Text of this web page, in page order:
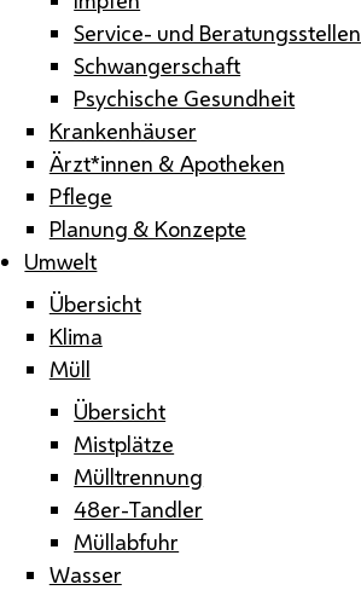
Service- und Beratungsstellen
Schwangerschaft
Psychische Gesundheit
Krankenhäuser
Ärzt*innen & Apotheken
Pflege
Planung & Konzepte
Umwelt
Übersicht
Klima
Müll
Übersicht
Mistplätze
Mülltrennung
48er-Tandler
Müllabfuhr
Wasser